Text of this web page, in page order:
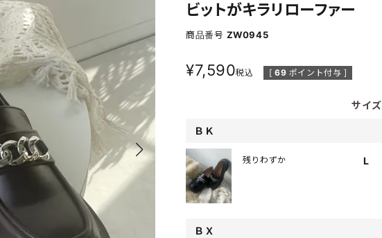
ビットがキラリローファー
商品番号 ZW0945
¥7,590税込 [ 69 ポイント付与 ]
サイズ
ＢＫ
L
残りわずか
ＢＸ